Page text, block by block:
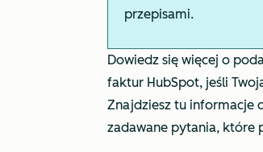
przepisami.
Dowiedz się więcej o
faktur HubSpot, jeśli
Znajdziesz tu informacje
zadawane pytania, które